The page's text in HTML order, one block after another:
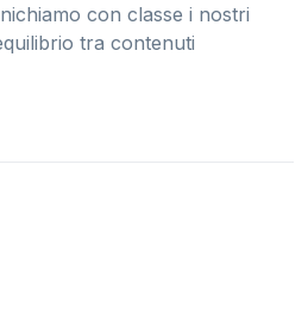
con classe i nostri
tra contenuti